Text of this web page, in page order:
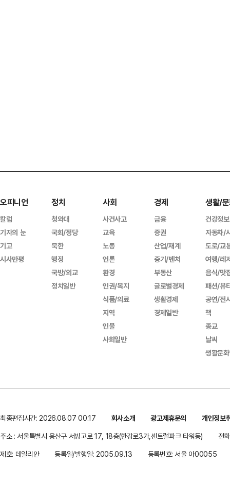
오피니언
칼럼
기자의 눈
기고
시사만평
정치
청와대
국회/정당
북한
행정
국방/외교
정치일반
사회
사건사고
교육
노동
언론
환경
인권/복지
식품/의료
지역
인물
사회일반
경제
금융
증권
산업/재계
중기/벤처
부동산
글로벌경제
생활경제
경제일반
생활/
건강정보
자동차/
도로/교
여행/레
음식/맛
패션/뷰
공연/전
책
종교
날씨
생활문
최종편집시간: 2026.08.07 00:17 회사소개 광고제휴문의
개인정보
주소 : 서울특별시 용산구 서빙고로 17, 18층(한강로3가,센트럴파크 타워동)
전
제호: 데일리안
등록일/발행일: 2005.09.13 등록번호: 서울 아00055